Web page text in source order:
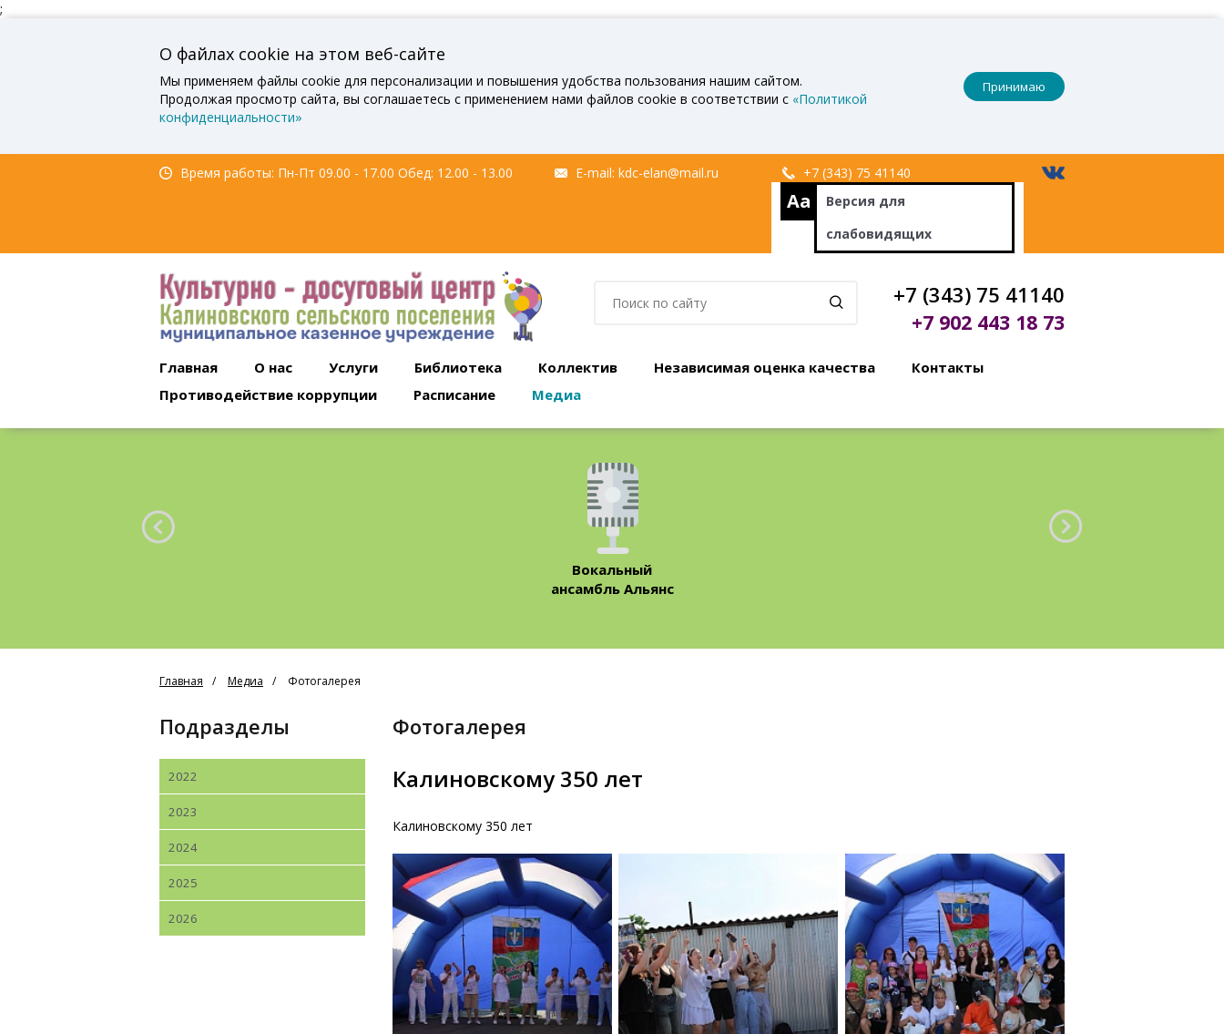
;
О файлах cookie на этом веб-сайте
Мы применяем файлы cookie для персонализации и повышения удобства пользования нашим сайтом.
Продолжая просмотр сайта, вы соглашаетесь с применением нами файлов cookie в соответствии с «Политикой
конфиденциальности»
Принимаю
Время работы: Пн-Пт 09.00 - 17.00 Обед: 12.00 - 13.00 E-mail: kdc-elan@mail.ru +7 (343) 75 41140
Aa Версия для
слабовидящих
+7 (343) 75 41140
+7 902 443 18 73
Главная О нас Услуги Библиотека Коллектив Независимая оценка качества
Контакты
Противодействие коррупции
Расписание Медиа
Вокальный
ансамбль Альянс
Главная Медиа Фотогалерея
Подразделы
2022
2023
2024
2025
2026
Фотогалерея
Калиновскому 350 лет
Калиновскому 350 лет